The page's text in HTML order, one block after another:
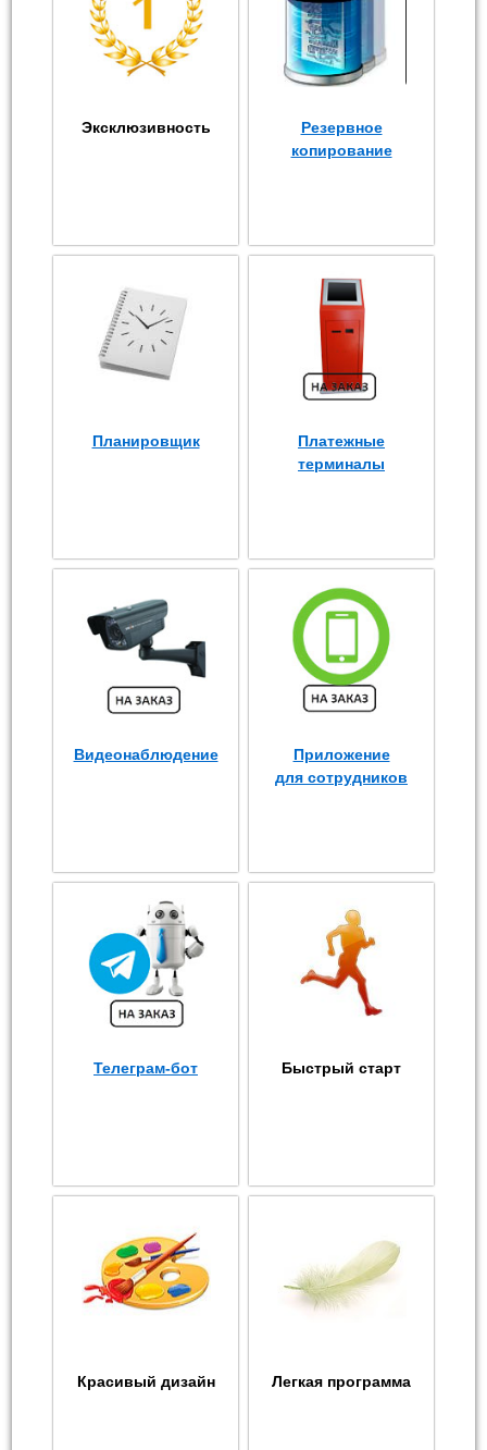
Эксклюзивность
Резервное
копирование
Планировщик
Платежные
терминалы
Видеонаблюдение
Приложение
для сотрудников
Телеграм-бот Быстрый старт
Красивый дизайн Легкая программа